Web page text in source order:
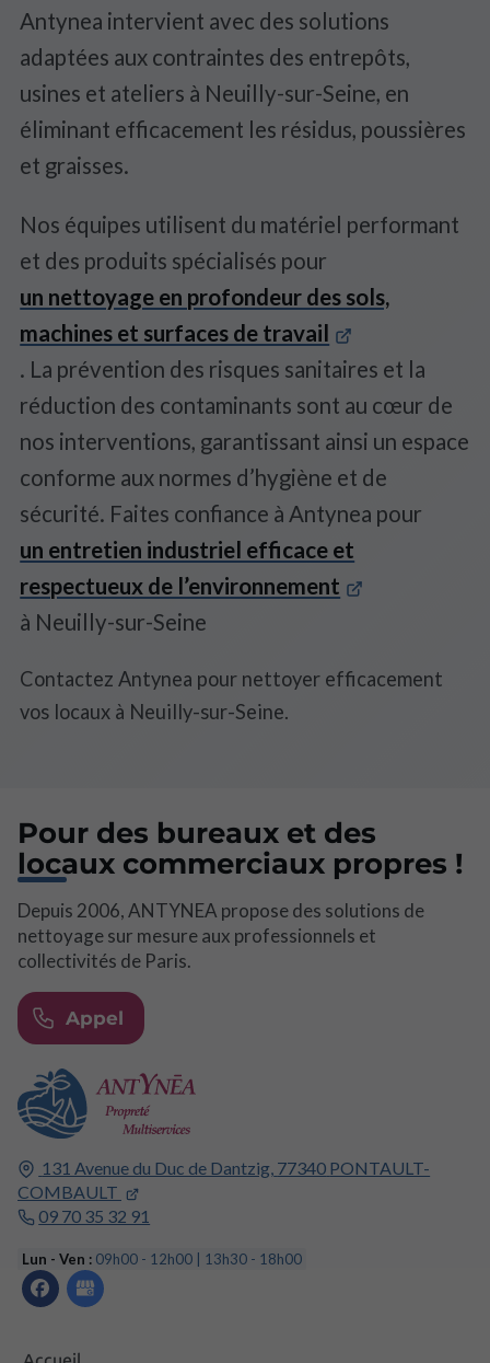
Antynea intervient avec des solutions
adaptées aux contraintes des entrepôts,
usines et ateliers à Neuilly-sur-Seine, en
éliminant efficacement les résidus, poussières
et graisses.
Nos équipes utilisent du matériel performant
et des produits spécialisés pour
un nettoyage en profondeur des sols,
machines et surfaces de travail
. La prévention des risques sanitaires et la
réduction des contaminants sont au cœur de
nos interventions, garantissant ainsi un espace
conforme aux normes d’hygiène et de
sécurité. Faites confiance à Antynea pour
un entretien industriel efficace et
respectueux de l’environnement
à Neuilly-sur-Seine
Contactez Antynea pour nettoyer efficacement
vos locaux à Neuilly-sur-Seine.
131 Avenue du Duc de Dantzig, 77340 PONTAULT-
COMBAULT
09 70 35 32 91
Lun - Ven : 09h00 - 12h00 | 13h30 - 18h00
Pour des bureaux et des
locaux commerciaux propres !
Depuis 2006, ANTYNEA propose des solutions de
nettoyage sur mesure aux professionnels et
collectivités de Paris.
Appel